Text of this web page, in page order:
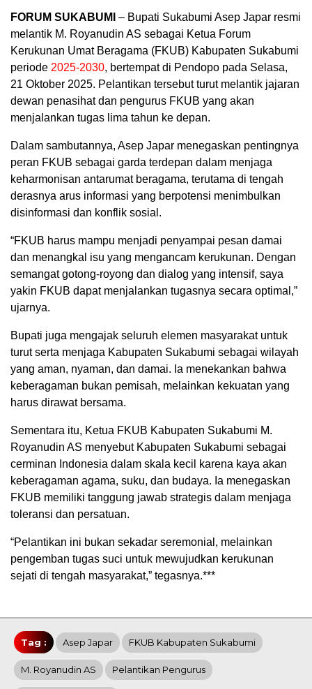
FORUM SUKABUMI – Bupati Sukabumi Asep Japar resmi
melantik M. Royanudin AS sebagai Ketua Forum
Kerukunan Umat Beragama (FKUB) Kabupaten Sukabumi
periode 2025-2030, bertempat di Pendopo pada Selasa,
21 Oktober 2025. Pelantikan tersebut turut melantik jajaran
dewan penasihat dan pengurus FKUB yang akan
menjalankan tugas lima tahun ke depan.
Dalam sambutannya, Asep Japar menegaskan pentingnya
peran FKUB sebagai garda terdepan dalam menjaga
keharmonisan antarumat beragama, terutama di tengah
derasnya arus informasi yang berpotensi menimbulkan
disinformasi dan konflik sosial.
“FKUB harus mampu menjadi penyampai pesan damai
dan menangkal isu yang mengancam kerukunan. Dengan
semangat gotong-royong dan dialog yang intensif, saya
yakin FKUB dapat menjalankan tugasnya secara optimal,”
ujarnya.
Bupati juga mengajak seluruh elemen masyarakat untuk
turut serta menjaga Kabupaten Sukabumi sebagai wilayah
yang aman, nyaman, dan damai. Ia menekankan bahwa
keberagaman bukan pemisah, melainkan kekuatan yang
harus dirawat bersama.
Sementara itu, Ketua FKUB Kabupaten Sukabumi M.
Royanudin AS menyebut Kabupaten Sukabumi sebagai
cerminan Indonesia dalam skala kecil karena kaya akan
keberagaman agama, suku, dan budaya. Ia menegaskan
FKUB memiliki tanggung jawab strategis dalam menjaga
toleransi dan persatuan.
“Pelantikan ini bukan sekadar seremonial, melainkan
pengemban tugas suci untuk mewujudkan kerukunan
sejati di tengah masyarakat,” tegasnya.***
Tag : Asep Japar FKUB Kabupaten Sukabumi
M. Royanudin AS Pelantikan Pengurus